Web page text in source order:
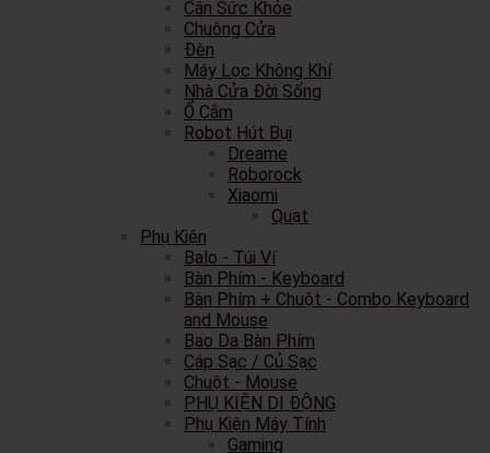
Cân Sức Khỏe
Chuông Cửa
Đèn
Máy Lọc Không Khí
Nhà Cửa Đời Sống
Ổ Cắm
Robot Hút Bụi
Dreame
Roborock
Xiaomi
Quạt
Phụ Kiện
Balo - Túi Ví
Bàn Phím - Keyboard
Bàn Phím + Chuột - Combo Keyboard
and Mouse
Bao Da Bàn Phím
Cáp Sạc / Củ Sạc
Chuột - Mouse
PHỤ KIỆN DI ĐỘNG
Phụ Kiện Máy Tính
Gaming